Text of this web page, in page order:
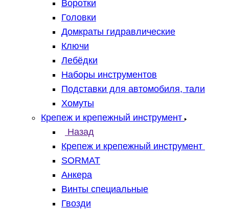
Воротки
Головки
Домкраты гидравлические
Ключи
Лебёдки
Наборы инструментов
Подставки для автомобиля, тали
Хомуты
Крепеж и крепежный инструмент
Назад
Крепеж и крепежный инструмент
SORMAT
Анкера
Винты специальные
Гвозди